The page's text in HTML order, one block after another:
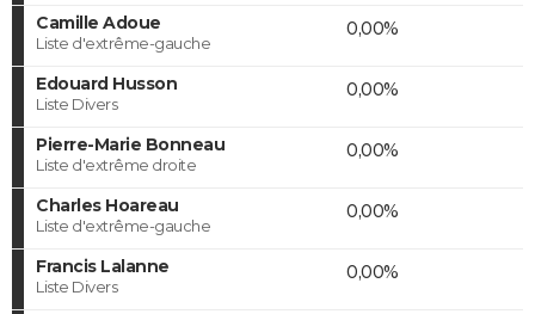
Camille Adoue
Liste d'extrême-gauche
0,00%
Edouard Husson
Liste Divers
0,00%
Pierre-Marie Bonneau
Liste d'extrême droite
0,00%
Charles Hoareau
Liste d'extrême-gauche
0,00%
Francis Lalanne
Liste Divers
0,00%